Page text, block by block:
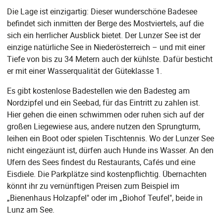
Die Lage ist einzigartig: Dieser wunderschöne Badesee
befindet sich inmitten der Berge des Mostviertels, auf die
sich ein herrlicher Ausblick bietet. Der Lunzer See ist der
einzige natürliche See in Niederösterreich – und mit einer
Tiefe von bis zu 34 Metern auch der kühlste. Dafür besticht
er mit einer Wasserqualität der Güteklasse 1.
Es gibt kostenlose Badestellen wie den Badesteg am
Nordzipfel und ein Seebad, für das Eintritt zu zahlen ist.
Hier gehen die einen schwimmen oder ruhen sich auf der
großen Liegewiese aus, andere nutzen den Sprungturm,
leihen ein Boot oder spielen Tischtennis. Wo der Lunzer See
nicht eingezäunt ist, dürfen auch Hunde ins Wasser. An den
Ufern des Sees findest du Restaurants, Cafés und eine
Eisdiele. Die Parkplätze sind kostenpflichtig. Übernachten
könnt ihr zu vernünftigen Preisen zum Beispiel im
„Bienenhaus Holzapfel" oder im „Biohof Teufel", beide in
Lunz am See.